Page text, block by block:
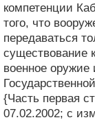
компетенции
того, что
передаваться
существование
военное оружие
{Часть первая
07.02.2002; с